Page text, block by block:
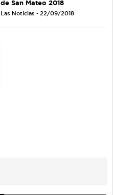
de San Mateo 2018
Las Noticias - 22/09/2018